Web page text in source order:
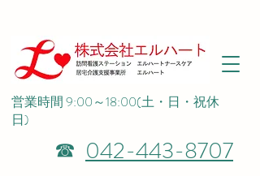
042-443-8707
☎
営業時間 9:00～18:00(土・日・祝休
日)